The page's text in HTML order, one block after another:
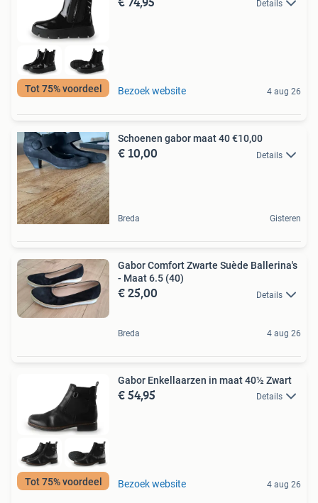
Tot 75% voordeel
Details
Bezoek website 4 aug 26
Schoenen gabor maat 40 €10,00
€ 10,00 Details
Breda Gisteren
Gabor Comfort Zwarte Suède Ballerina's
- Maat 6.5 (40)
€ 25,00 Details
Breda 4 aug 26
Tot 75% voordeel
Gabor Enkellaarzen in maat 40½ Zwart
€ 54,95 Details
Bezoek website 4 aug 26